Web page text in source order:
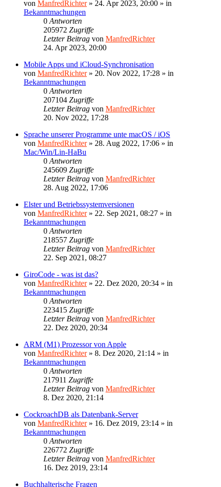
von ManfredRichter» 24. Apr 2023, 20:00 » in
Bekanntmachungen
0 Antworten
205972 Zugriffe
Letzter Beitrag von ManfredRichter
24. Apr 2023, 20:00
Mobile Apps und iCloud-Synchronisation
von ManfredRichter» 20. Nov 2022, 17:28 » in
Bekanntmachungen
0 Antworten
207104 Zugriffe
Letzter Beitrag von ManfredRichter
20. Nov 2022, 17:28
Sprache unserer Programme unte macOS / iOS
von ManfredRichter» 28. Aug 2022, 17:06 » in
Mac/Win/Lin-HaBu
0 Antworten
245609 Zugriffe
Letzter Beitrag von ManfredRichter
28. Aug 2022, 17:06
Elster und Betriebssystemversionen
von ManfredRichter» 22. Sep 2021, 08:27 » in
Bekanntmachungen
0 Antworten
218557 Zugriffe
Letzter Beitrag von ManfredRichter
22. Sep 2021, 08:27
GiroCode - was ist das?
von ManfredRichter» 22. Dez 2020, 20:34 » in
Bekanntmachungen
0 Antworten
223415 Zugriffe
Letzter Beitrag von ManfredRichter
22. Dez 2020, 20:34
ARM (M1) Prozessor von Apple
von ManfredRichter» 8. Dez 2020, 21:14 » in
Bekanntmachungen
0 Antworten
217911 Zugriffe
Letzter Beitrag von ManfredRichter
8. Dez 2020, 21:14
CockroachDB als Datenbank-Server
von ManfredRichter» 16. Dez 2019, 23:14 » in
Bekanntmachungen
0 Antworten
226772 Zugriffe
Letzter Beitrag von ManfredRichter
16. Dez 2019, 23:14
Buchhalterische Fragen